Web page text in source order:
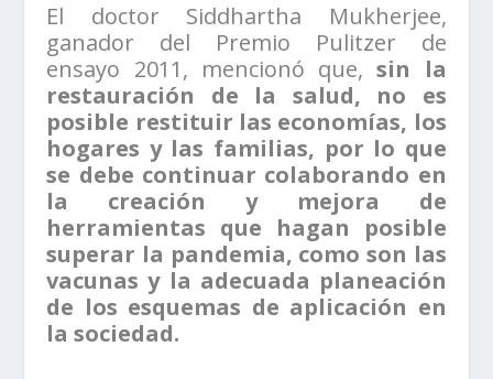
El doctor Siddhartha Mukherjee,
ganador del Premio Pulitzer de
ensayo 2011, mencionó que,sin la
restauración de la salud, no es
posible restituir las economías, los
hogares y las familias, por lo que
se debe continuar colaborando en
la creación y mejora de
herramientas que hagan posible
superar la pandemia, como son las
vacunas y la adecuada planeación
de los esquemas de aplicación en
la sociedad.